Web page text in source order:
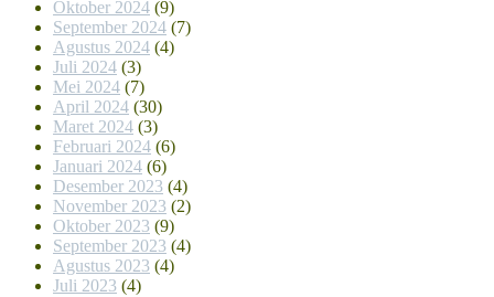
Oktober 2024 (9)
September 2024 (7)
Agustus 2024 (4)
Juli 2024 (3)
Mei 2024 (7)
April 2024 (30)
Maret 2024 (3)
Februari 2024 (6)
Januari 2024 (6)
Desember 2023 (4)
November 2023 (2)
Oktober 2023 (9)
September 2023 (4)
Agustus 2023 (4)
Juli 2023 (4)